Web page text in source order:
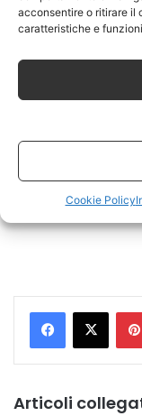
acconsentire o ritirare il
caratteristiche e
Cookie Policy
Articoli